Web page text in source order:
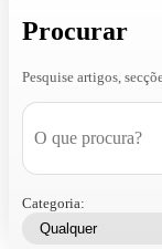
Procurar
Pesquise artigos,
Categoria: